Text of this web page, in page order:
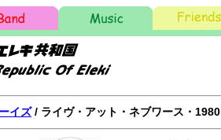
イズ/ ライヴ・アット・ネブワース・1980